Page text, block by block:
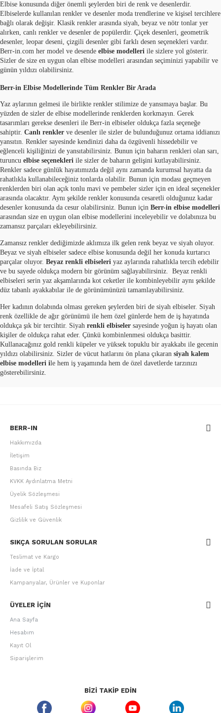
Elbise konusunda diğer önemli şeylerden biri de renk ve desenlerdir.
Elbiselerde kullanılan renkler ve desenler moda trendlerine ve kişisel tercihlere
bağlı olarak değişir. Klasik renkler arasında siyah, beyaz ve nötr tonlar yer
alırken, canlı renkler ve desenler de popülerdir. Çiçek desenleri, geometrik
desenler, leopar deseni, çizgili desenler gibi farklı desen seçenekleri vardır.
Berr-in.com her model ve desende elbise modelleri ile sizlere yol gösterir.
Sizler de size en uygun olan elbise modelleri arasından seçiminizi yapabilir ve
günün yıldızı olabilirsiniz.
Berr-in Elbise Modellerinde Tüm Renkler Bir Arada
Yaz aylarının gelmesi ile birlikte renkler stilimize de yansımaya başlar. Bu
yüzden de sizler de elbise modellerinde renklerden korkmayın. Gerek
tasarımları gerekse desenleri ile Berr-in elbiseler oldukça fazla seçeneğe
sahiptir. Canlı renkler ve desenler ile sizler de bulunduğunuz ortama iddianızı
yansıtın. Renkler sayesinde kendinizi daha da özgüvenli hissedebilir ve
eğlenceli kişiliğinizi de yansıtabilirsiniz. Bunun için baharın renkleri olan sarı,
turuncu elbise seçenekleri ile sizler de baharın gelişini kutlayabilirsiniz.
Renkler sadece günlük hayatımızda değil aynı zamanda kurumsal hayatta da
rahatlıkla kullanabileceğiniz tonlarda olabilir. Bunun için modası geçmeyen
renklerden biri olan açık tonlu mavi ve pembeler sizler için en ideal seçenekler
arasında olacaktır. Aynı şekilde renkler konusunda cesaretli olduğunuz kadar
desenler konusunda da cesur olabilirsiniz. Bunun için Berr-in elbise modelleri
arasından size en uygun olan elbise modellerini inceleyebilir ve dolabınıza bu
zamansız parçaları ekleyebilirsiniz.
Zamansız renkler dediğimizde aklımıza ilk gelen renk beyaz ve siyah oluyor.
Beyaz ve siyah elbiseler sadece elbise konusunda değil her konuda kurtarıcı
parçalar oluyor. Beyaz renkli elbiseleri yaz aylarında rahatlıkla tercih edebilir
ve bu sayede oldukça modern bir görünüm sağlayabilirsiniz.
Beyaz renkli
elbiseleri serin yaz akşamlarında kot ceketler ile kombinleyebilir aynı şekilde
düz tabanlı ayakkabılar ile de görünümünüzü tamamlayabilirsiniz.
Her kadının dolabında olması gereken şeylerden biri de siyah elbiseler. Siyah
renk özellikle de ağır görünümü ile hem özel günlerde hem de iş hayatında
oldukça şık bir tercihtir. Siyah renkli elbiseler sayesinde yoğun iş hayatı olan
kişiler de oldukça rahat eder. Çünkü kombinlenmesi oldukça basittir.
Kullanacağınız gold renkli küpeler ve yüksek topuklu bir ayakkabı ile gecenin
yıldızı olabilirsiniz. Sizler de vücut hatlarını ön plana çıkaran siyah kalem
elbise modelleri ile hem iş yaşamında hem de özel davetlerde tarzınızı
gösterebilirsiniz.
BERR-IN
Hakkımızda
İletişim
Basında Biz
KVKK Aydınlatma Metni
Üyelik Sözleşmesi
Mesafeli Satış Sözleşmesi
Gizlilik ve Güvenlik
SIKÇA SORULAN SORULAR
Teslimat ve Kargo
İade ve İptal
Kampanyalar, Ürünler ve Kuponlar
ÜYELER IÇIN
Ana Sayfa
Hesabım
Kayıt Ol
Siparişlerim
BIZI TAKIP EDIN